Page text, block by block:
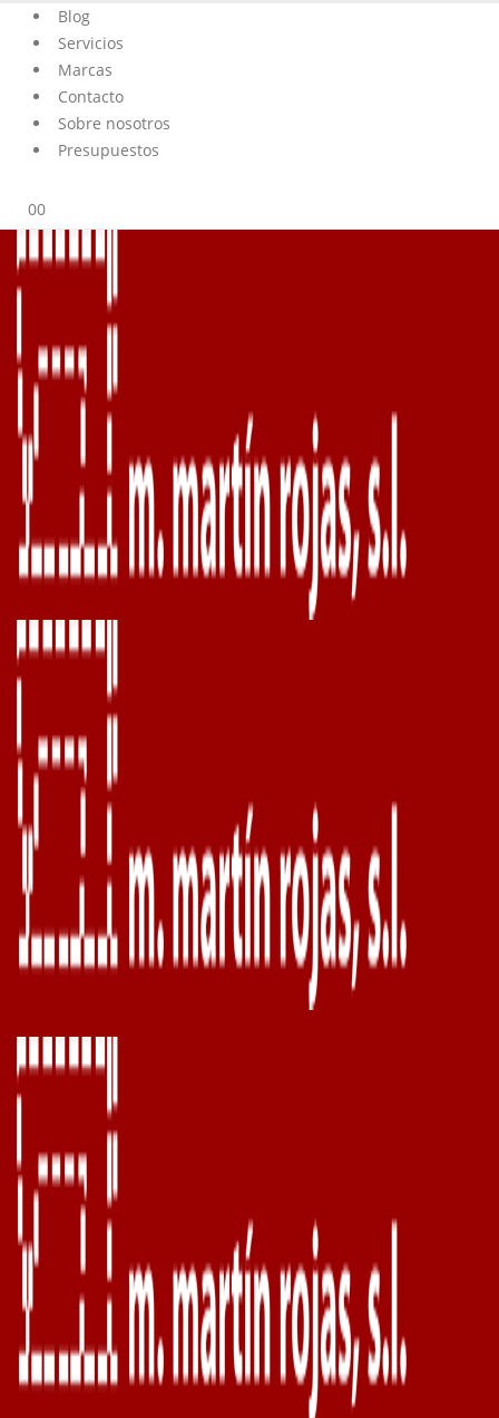
Blog
Servicios
Marcas
Contacto
Sobre nosotros
Presupuestos
00